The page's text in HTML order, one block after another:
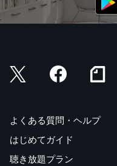
よくある質問・ヘルプ
はじめてガイド
聴き放題プラン